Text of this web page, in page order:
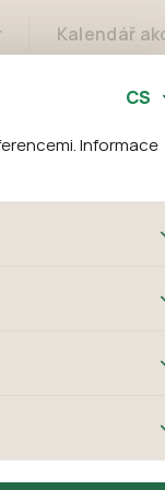
Informace
stránek a
a také nastavení
tato data
nelze přiřadit
zájmům, což
což
Kalendář